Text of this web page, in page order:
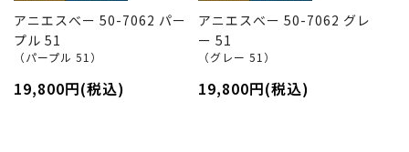
アニエスべー 50-7062 パー
プル 51
（パープル 51）
19,800円(税込)
アニエスべー 50-7062 グレ
ー 51
（グレー 51）
19,800円(税込)